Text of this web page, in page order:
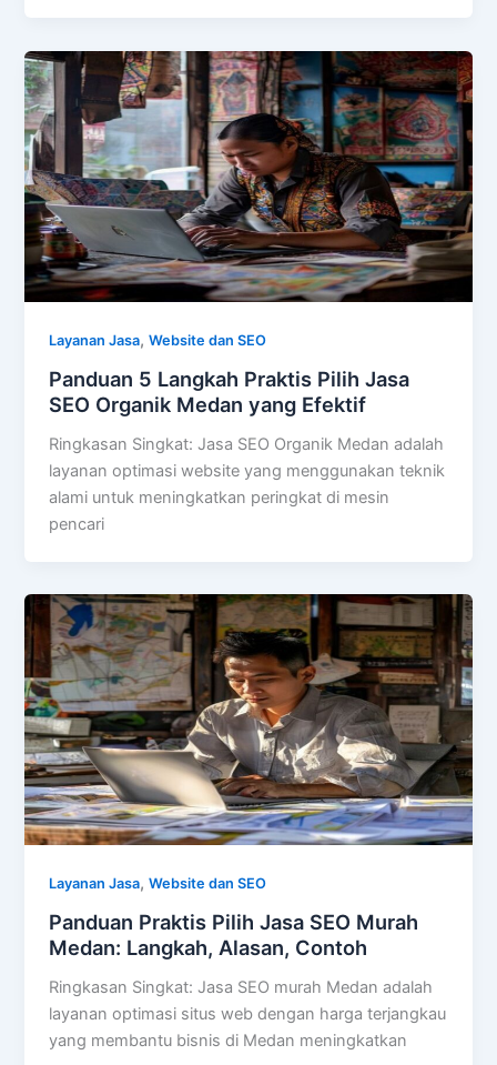
Layanan Jasa,Website dan SEO
Panduan 5 Langkah Praktis Pilih Jasa
SEO Organik Medan yang Efektif
Ringkasan Singkat: Jasa SEO Organik Medan adalah
layanan optimasi website yang menggunakan teknik
alami untuk meningkatkan peringkat di mesin
pencari
Layanan Jasa,Website dan SEO
Panduan Praktis Pilih Jasa SEO Murah
Medan: Langkah, Alasan, Contoh
Ringkasan Singkat: Jasa SEO murah Medan adalah
layanan optimasi situs web dengan harga terjangkau
yang membantu bisnis di Medan meningkatkan